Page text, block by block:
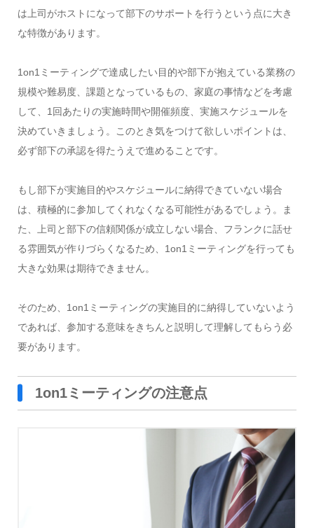
は上司がホストになって部下のサポートを行うという点に大き
な特徴があります。
1on1ミーティングで達成したい目的や部下が抱えている業務の
規模や難易度、課題となっているもの、家庭の事情などを考慮
して、1回あたりの実施時間や開催頻度、実施スケジュールを
決めていきましょう。このとき気をつけて欲しいポイントは、
必ず部下の承認を得たうえで進めることです。
もし部下が実施目的やスケジュールに納得できていない場合
は、積極的に参加してくれなくなる可能性があるでしょう。ま
た、上司と部下の信頼関係が成立しない場合、フランクに話せ
る雰囲気が作りづらくなるため、1on1ミーティングを行っても
大きな効果は期待できません。
そのため、1on1ミーティングの実施目的に納得していないよう
であれば、参加する意味をきちんと説明して理解してもらう必
要があります。
1on1ミーティングの注意点